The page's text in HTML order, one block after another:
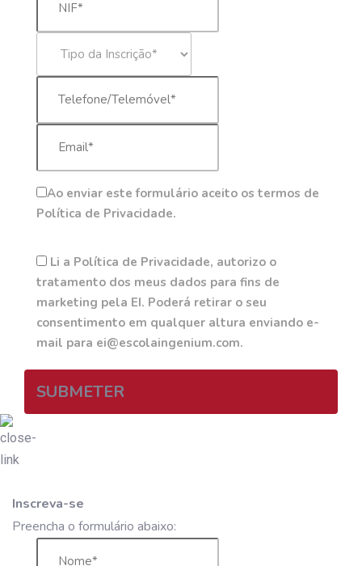
Ao enviar este formulário aceito os termos de
Política de Privacidade.
Li a Política de Privacidade, autorizo o
tratamento dos meus dados para fins de
marketing pela EI. Poderá retirar o seu
consentimento em qualquer altura enviando e-
mail para ei@escolaingenium.com.
SUBMETER
Inscreva-se
Preencha o formulário abaixo: